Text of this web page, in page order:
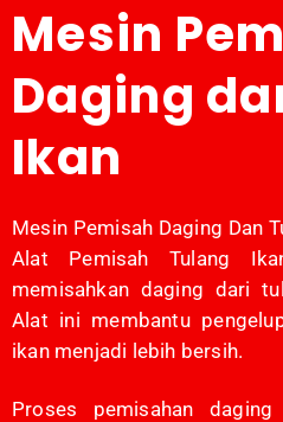
Mesin
Daging
Ikan
Mesin Pemisah Daging Dan
A lat Pemisah Tulang
memisahkan daging dari
Alat ini membantu
ikan menjadi lebih bersih.
Proses pemisahan